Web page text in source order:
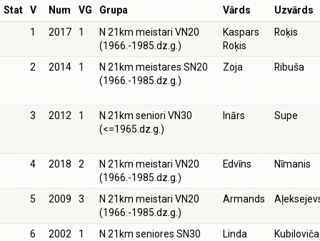
Stat V Num VG Grupa Vārds
Uzvārds
1
2017 1
N 21km meistari VN20
(1966.-1985.dz.g.)
Kaspars
Roķis
Roķis
2 2014 1
N 21km meistares SN20
(1966.-1985.dz.g.)
Zoja Ribuša
3 2012 1
N 21km seniori VN30
(<=1965.dz.g.)
Inārs Supe
4 2018 2
N 21km meistari VN20
(1966.-1985.dz.g.)
Edvīns Nīmanis
5 2009 3
N 21km meistari VN20
(1966.-1985.dz.g.)
Armands
6 2002 1
N 21km seniores SN30
Linda Kubiloviča